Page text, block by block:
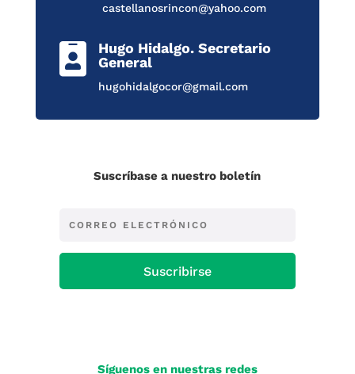
castellanosrincon@yahoo.com

Hugo Hidalgo. Secretario
General
hugohidalgocor@gmail.com
Suscríbase a nuestro boletín
Suscribirse
Síguenos en nuestras redes